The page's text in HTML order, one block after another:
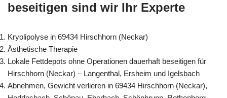
beseitigen sind wir Ihr Experte
Kryolipolyse in 69434 Hirschhorn (Neckar)
Ästhetische Therapie
Lokale Fettdepots ohne Operationen dauerhaft beseitigen für
Hirschhorn (Neckar) – Langenthal, Ersheim und Igelsbach
Abnehmen, Gewicht verlieren in 69434 Hirschhorn (Neckar),